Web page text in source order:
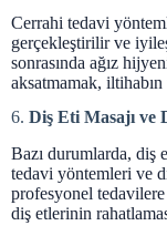
Cerrahi tedavi
gerçekleştirilir ve
sonrasında ağız
aksatmamak,
6. Diş Eti Masajı ve
Bazı durumlarda, diş
tedavi yöntemleri ve
profesyonel
diş etlerinin